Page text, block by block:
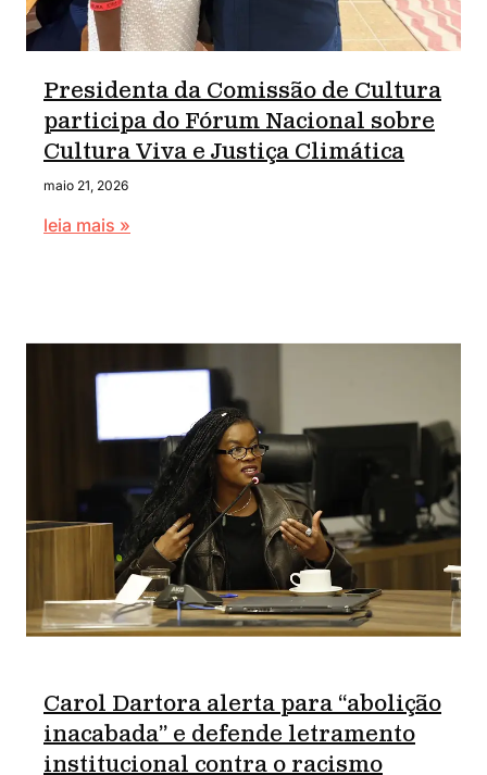
Presidenta da Comissão de Cultura
participa do Fórum Nacional sobre
Cultura Viva e Justiça Climática
maio 21, 2026
leia mais »
Carol Dartora alerta para “abolição
inacabada” e defende letramento
institucional contra o racismo